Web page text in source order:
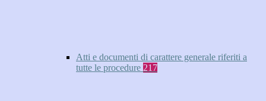
Atti e documenti di carattere generale riferiti a
tutte le procedure 217